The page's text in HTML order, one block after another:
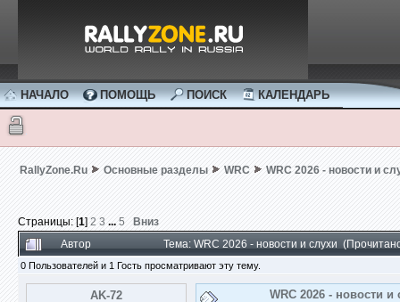
НАЧАЛО ПОМОЩЬ ПОИСК КАЛЕНДАРЬ
RallyZone.Ru Основные разделы WRC WRC 2026 - новости и
Страницы: [1] 2 3 ... 5
Вниз
Автор
Тема: WRC 2026 - новости и слухи
0 Пользователей и 1 Гость просматривают эту тему.
AK-72 WRC 2026 - новости и